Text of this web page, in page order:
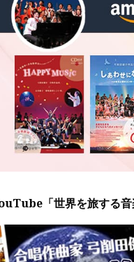
「世界を旅する音